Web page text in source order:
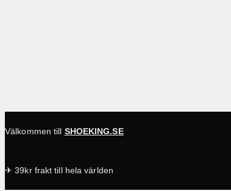
Välkommen till SHOEKING.SE
✈ 39kr frakt till hela världen